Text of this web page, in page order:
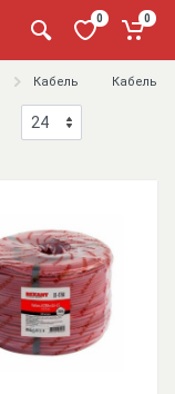
0 0
Кабель Кабель